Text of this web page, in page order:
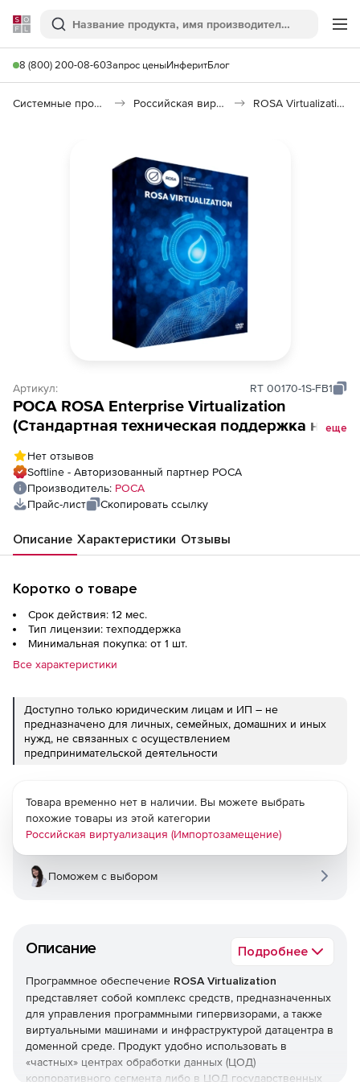
Softline
Поиск
8 (800) 200-08-60Запрос ценыИнферитБлог
Системные программы Российская виртуализация (Импортозамещение) ROSA Virtualization
Артикул: RT 00170-1S-FB1
РОСА ROSA Enterprise Virtualization
(Cтандартная техническая поддержка на
сертифицированная ФСТЭК + лицензий
Кобальт для работы в среде
виртуализации, на 1 год), 25 VM + 50
еще
Нет отзывов
Softline - Авторизованный партнер РОСА
Производитель: РОСА
Прайс-лист
Скопировать ссылку
Описание Характеристики Отзывы
Коротко о товаре
Срок действия: 12 мес.
Тип лицензии: техподдержка
Минимальная покупка: от 1 шт.
Все характеристики
Доступно только юридическим лицам и ИП – не
предназначено для личных, семейных, домашних и иных
нужд, не связанных с осуществлением
предпринимательской деятельности
Описание Подробнее
Программное обеспечение ROSA Virtualization
представляет собой комплекс средств, предназначенных
для управления программными гипервизорами, а также
виртуальными машинами и инфраструктурой датацентра в
доменной среде. Продукт удобно использовать в
«частных» центрах обработки данных (ЦОД)
корпоративного сегмента либо в ЦОД государственных
Товара временно нет в наличии. Вы можете выбрать
похожие товары из этой категории
Российская виртуализация (Импортозамещение)
Поможем с выбором